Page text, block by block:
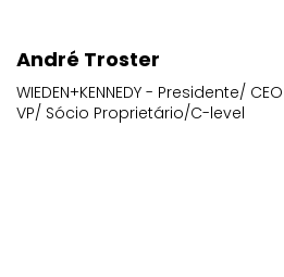
WIEDEN+KENNEDY - Presidente/ CEO /
VP/ Sócio Proprietário/C-level